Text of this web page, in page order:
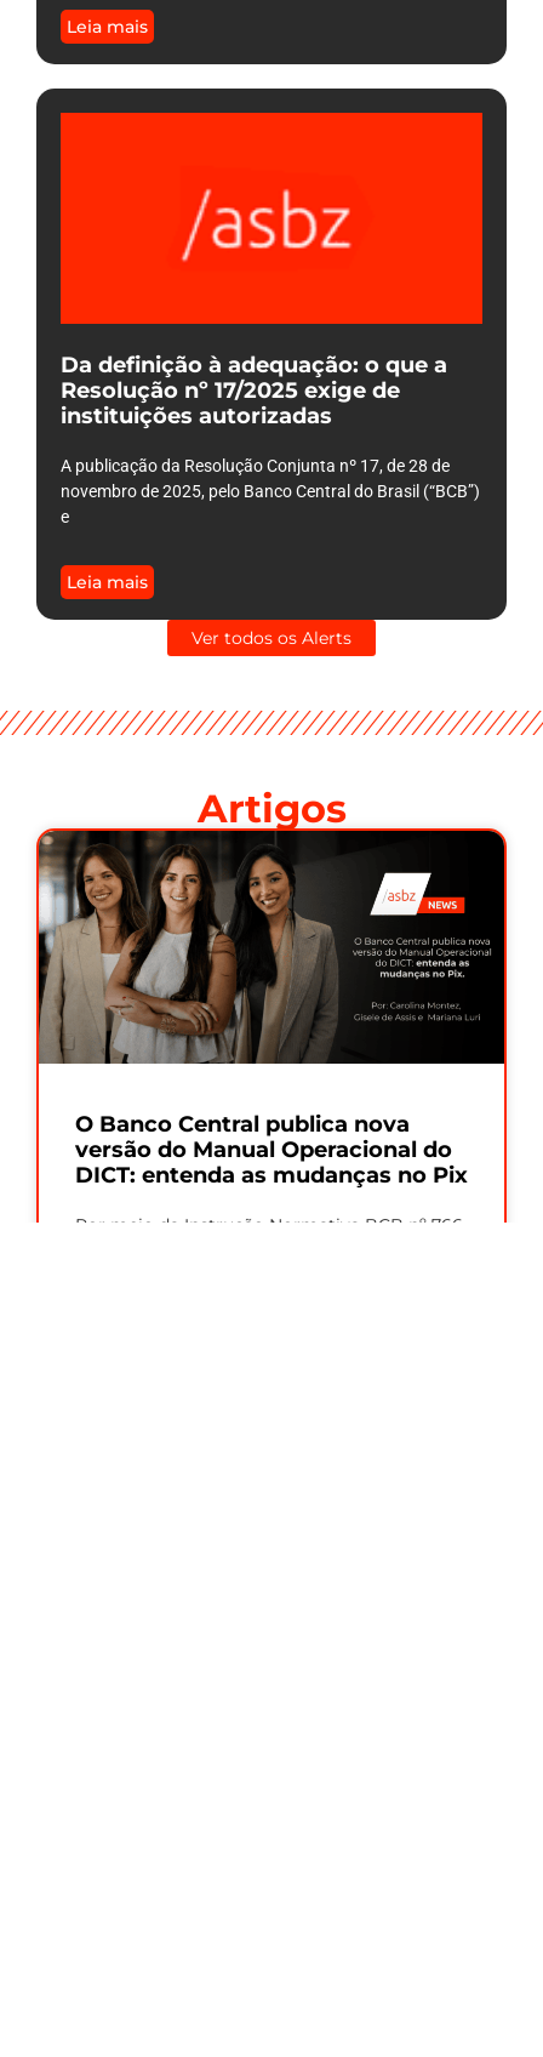
Leia mais
Da definição à adequação: o que a
Resolução nº 17/2025 exige de
instituições autorizadas
A publicação da Resolução Conjunta nº 17, de 28 de
novembro de 2025, pelo Banco Central do Brasil (“BCB”)
e
Leia mais
Ver todos os Alerts
Artigos
O Banco Central publica nova
versão do Manual Operacional do
DICT: entenda as mudanças no Pix
Por meio da Instrução Normativa BCB nº 766,